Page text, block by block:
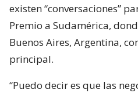
existen “conversaciones”
Premio a Sudamérica,
Buenos Aires, Argentina,
principal.
“Puedo decir es que las